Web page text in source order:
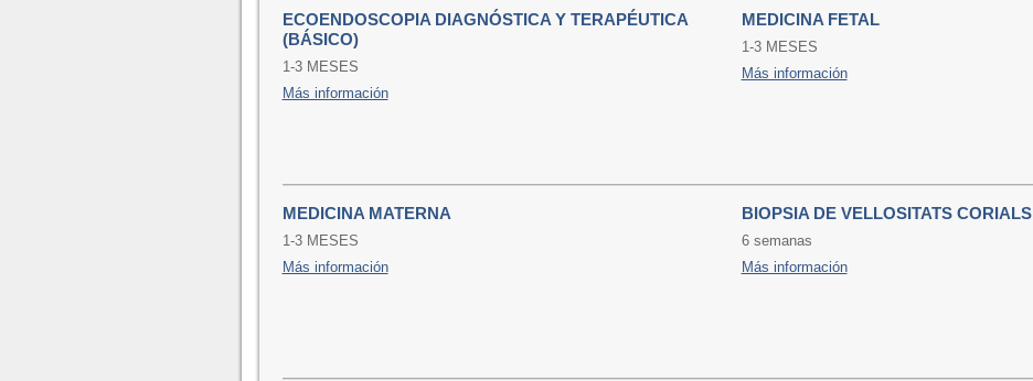
ECOENDOSCOPIA DIAGNÓSTICA Y TERAPÉUTICA
(BÁSICO)
1-3 MESES
Más información
MEDICINA FETAL
1-3 MESES
Más información
MEDICINA MATERNA
1-3 MESES
Más información
BIOPSIA DE VELLOSITATS CORIALS
6 semanas
Más información